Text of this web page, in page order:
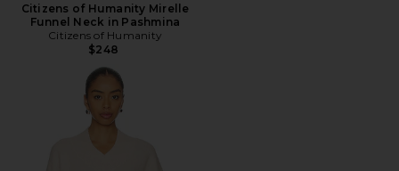
Citizens of Humanity Mirelle
Funnel Neck in Pashmina
Citizens of Humanity
$248